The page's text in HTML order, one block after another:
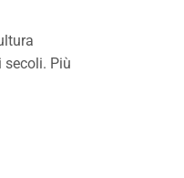
secoli. Più